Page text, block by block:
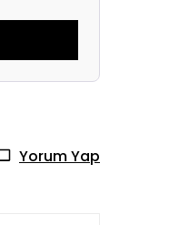
Yorum Yap